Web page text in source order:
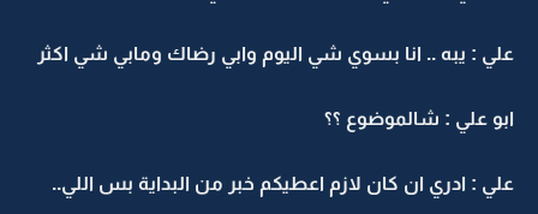
علي : يبه .. انا بسوي شي اليوم وابي رضاك ومابي شي اكثر
ابو علي : شالموضوع ؟؟
علي : ادري ان كان لازم اعطيكم خبر من البداية بس اللي..